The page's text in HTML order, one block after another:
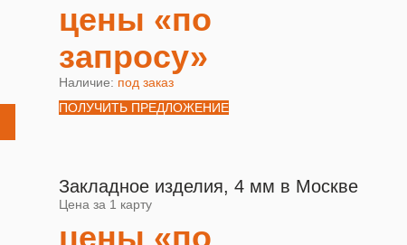
цены «по
запросу»
Наличие: под заказ
ПОЛУЧИТЬ ПРЕДЛОЖЕНИЕ
Закладное изделия, 4 мм в Москве
Цена за 1 карту
цены «по